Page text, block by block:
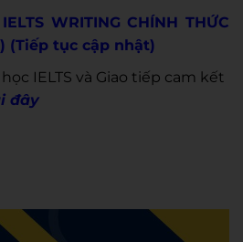
WRITING CHÍNH THỨC
(Tiếp tục cập nhật)
IELTS và Giao tiếp cam kết
đây